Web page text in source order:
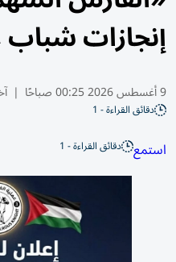
إنجازات شباب
9 أغسطس 2026 00:25 صباحًا |
دقائق القراءة - 1
استمع دقائق القراءة - 1